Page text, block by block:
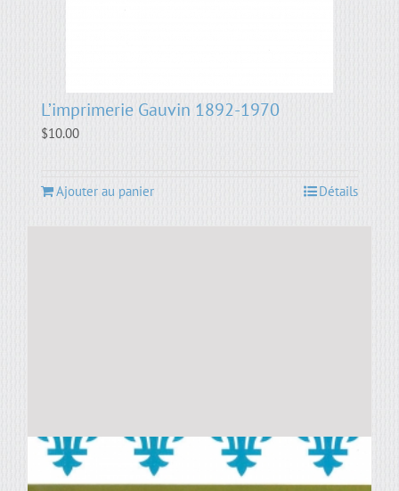
L’imprimerie Gauvin 1892-1970
$10.00
Ajouter au panier Détails